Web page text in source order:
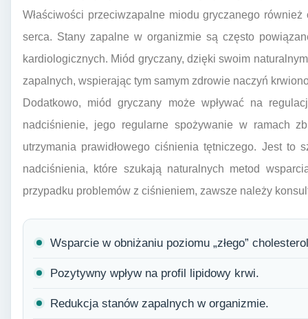
Właściwości przeciwzapalne miodu gryczanego
serca. Stany zapalne w organizmie są często
kardiologicznych. Miód gryczany, dzięki swoim
zapalnych, wspierając tym samym zdrowie naczyń
Dodatkowo, miód gryczany może wpływać na
nadciśnienie, jego regularne spożywanie w ramach
utrzymania prawidłowego ciśnienia tętniczego. Jest
nadciśnienia, które szukają naturalnych metod
przypadku problemów z ciśnieniem, zawsze należy
Wsparcie w obniżaniu poziomu „złego”
Pozytywny wpływ na profil lipidowy krwi.
Redukcja stanów zapalnych w organizmie.